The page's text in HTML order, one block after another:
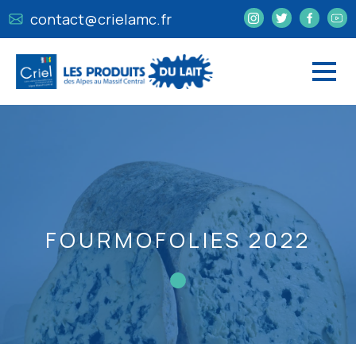
contact@crielamc.fr
FOURMOFOLIES 2022